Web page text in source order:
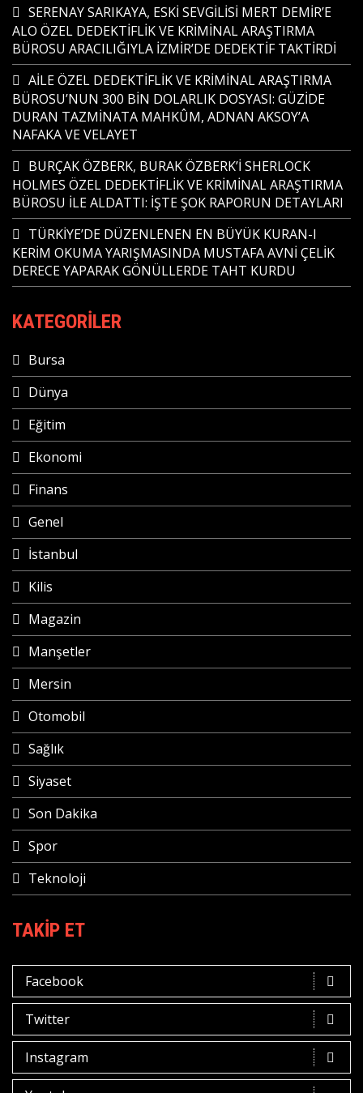
SERENAY SARIKAYA, ESKİ SEVGİLİSİ MERT DEMİR’E
ALO ÖZEL DEDEKTİFLİK VE KRİMİNAL ARAŞTIRMA
BÜROSU ARACILIĞIYLA İZMİR’DE DEDEKTİF TAKTİRDİ
AİLE ÖZEL DEDEKTİFLİK VE KRİMİNAL ARAŞTIRMA
BÜROSU’NUN 300 BİN DOLARLIK DOSYASI: GÜZİDE
DURAN TAZMİNATA MAHKÛM, ADNAN AKSOY’A
NAFAKA VE VELAYET
BURÇAK ÖZBERK, BURAK ÖZBERK’İ SHERLOCK
HOLMES ÖZEL DEDEKTİFLİK VE KRİMİNAL ARAŞTIRMA
BÜROSU İLE ALDATTI: İŞTE ŞOK RAPORUN DETAYLARI
TÜRKİYE’DE DÜZENLENEN EN BÜYÜK KURAN-I
KERİM OKUMA YARIŞMASINDA MUSTAFA AVNİ ÇELİK
DERECE YAPARAK GÖNÜLLERDE TAHT KURDU
KATEGORILER
Bursa
Dünya
Eğitim
Ekonomi
Finans
Genel
İstanbul
Kilis
Magazin
Manşetler
Mersin
Otomobil
Sağlık
Siyaset
Son Dakika
Spor
Teknoloji
TAKIP ET
Facebook
Twitter
Instagram